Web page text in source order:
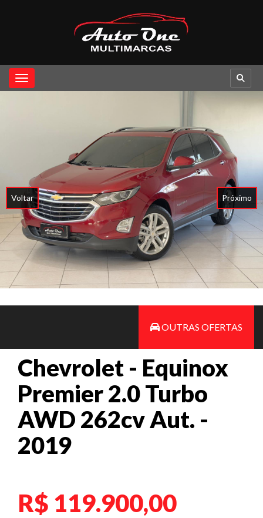
Toggle navigation
Voltar Próximo
OUTRAS OFERTAS
Chevrolet - Equinox
Premier 2.0 Turbo
AWD 262cv Aut. -
2019
R$ 119.900,00